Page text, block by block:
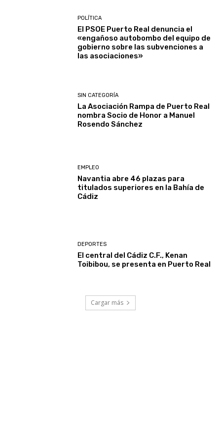
POLÍTICA
El PSOE Puerto Real denuncia el
«engañoso autobombo del equipo de
gobierno sobre las subvenciones a
las asociaciones»
SIN CATEGORÍA
La Asociación Rampa de Puerto Real
nombra Socio de Honor a Manuel
Rosendo Sánchez
EMPLEO
Navantia abre 46 plazas para
titulados superiores en la Bahía de
Cádiz
DEPORTES
El central del Cádiz C.F., Kenan
Toibibou, se presenta en Puerto Real
Cargar más